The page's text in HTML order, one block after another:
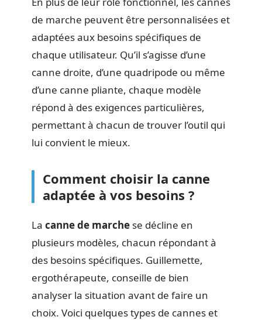
de marche peuvent être personnalisées et
adaptées aux besoins spécifiques de
chaque utilisateur. Qu’il s’agisse d’une
canne droite, d’une quadripode ou même
d’une canne pliante, chaque modèle
répond à des exigences particulières,
permettant à chacun de trouver l’outil qui
lui convient le mieux.
Comment choisir la canne
adaptée à vos besoins ?
La canne de marche se décline en
plusieurs modèles, chacun répondant à
des besoins spécifiques. Guillemette,
ergothérapeute, conseille de bien
analyser la situation avant de faire un
choix. Voici quelques types de cannes et